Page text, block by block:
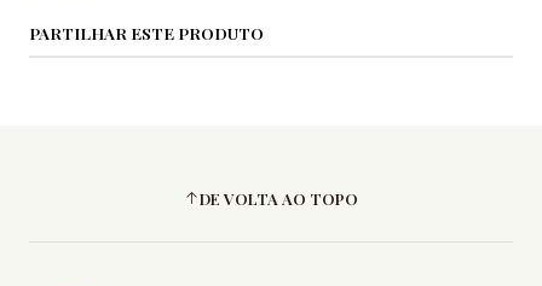
PARTILHAR ESTE PRODUTO
DE VOLTA AO TOPO